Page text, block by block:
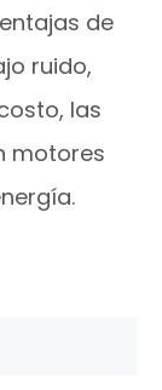
de
ruido,
las
motores